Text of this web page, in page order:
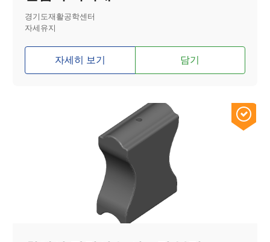
경기도재활공학센터
자세유지
자세히 보기 담기